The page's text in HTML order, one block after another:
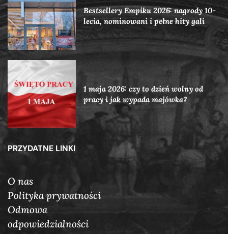
Bestsellery Empiku 2026: nagrody 10-
lecia, nominowani i pełne hity gali
1 maja 2026: czy to dzień wolny od
pracy i jak wypada majówka?
PRZYDATNE LINKI
O nas
Polityka prywatności
Odmowa
odpowiedzialności